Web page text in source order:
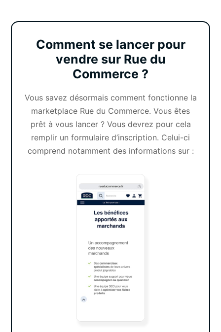
Comment se lancer pour
vendre sur Rue du
Commerce ?
Vous savez désormais comment fonctionne la
marketplace Rue du Commerce. Vous êtes
prêt à vous lancer ? Vous devrez pour cela
remplir un formulaire d’inscription. Celui-ci
comprend notamment des informations sur :